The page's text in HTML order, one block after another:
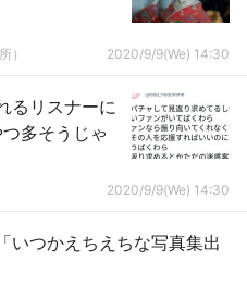
） 2020/9/9(We) 14:30
るリスナーに
多そうじゃ
2020/9/9(We) 14:30
いつかえちえちな写真集出